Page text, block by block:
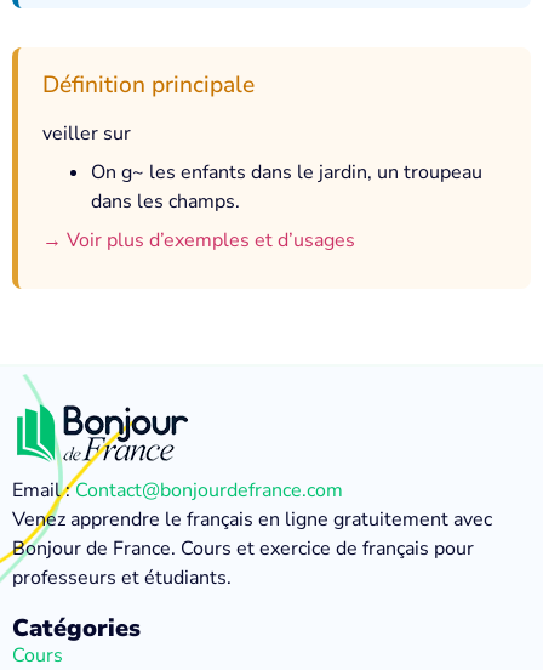
Définition principale
veiller sur
On g~ les enfants dans le jardin, un troupeau
dans les champs.
→ Voir plus d’exemples et d’usages
Email :Contact@bonjourdefrance.com
Venez apprendre le français en ligne gratuitement avec
Bonjour de France. Cours et exercice de français pour
professeurs et étudiants.
Catégories
Cours